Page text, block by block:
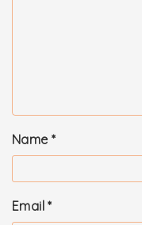
Name *
Email*